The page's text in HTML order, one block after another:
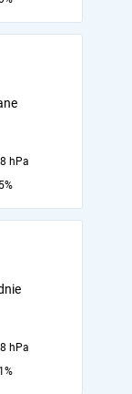
hPa
hPa